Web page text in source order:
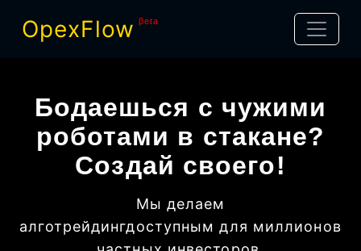
OpexFlow βeta
Бодаешься с чужими
роботами в стакане?
Создай своего!
Мы делаем
алготрейдингдоступным для миллионов